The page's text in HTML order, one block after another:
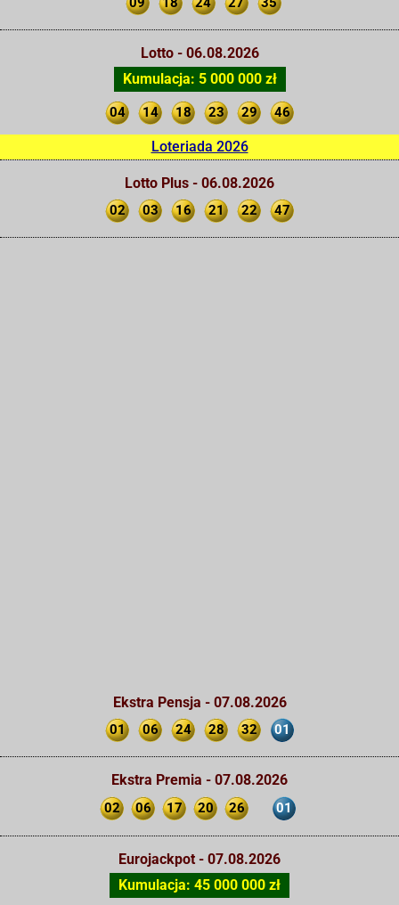
Lotto - 06.08.2026
Kumulacja: 5 000 000 zł
04 14 18 23 29 46
Loteriada 2026
Lotto Plus - 06.08.2026
02 03 16 21 22 47
Ekstra Pensja - 07.08.2026
01 06 24 28 32 01
Ekstra Premia - 07.08.2026
02 06 17 20 26 01
Eurojackpot - 07.08.2026
Kumulacja: 45 000 000 zł